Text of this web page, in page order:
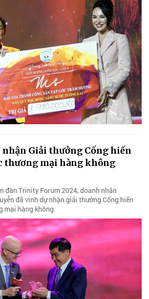
nhận Giải thưởng Cống hiến
thương mại hàng không
đàn Trinity Forum 2024, doanh nhân
đã vinh dự nhận giải thưởng Cống hiến
mại hàng không.